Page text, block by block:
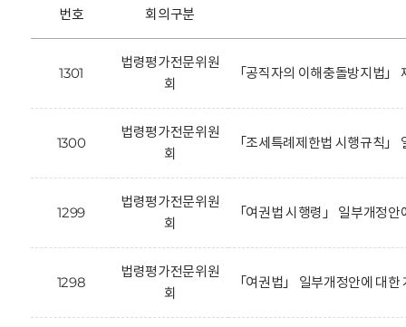
번호 회의구분
1301
법령평가전문위원
회
「공직자의 이해충돌방지법
1300
법령평가전문위원
회
「조세특례제한법 시행규칙
1299
법령평가전문위원
회
「여권법 시행령」 일부개정
1298
법령평가전문위원
회
「여권법」 일부개정안에 대